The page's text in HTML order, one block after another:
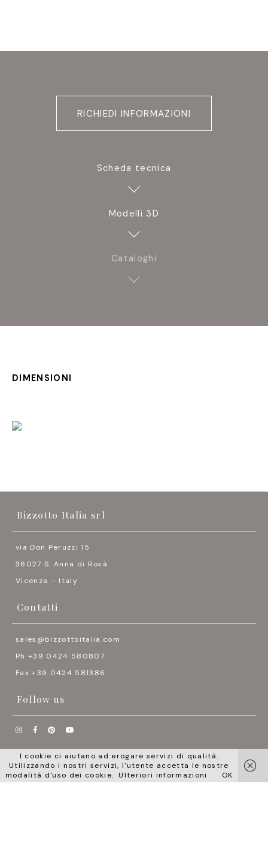
RICHIEDI INFORMAZIONI
Scheda tecnica
Modelli 3D
Cataloghi
DIMENSIONI
Bizzotto Italia srl
via Don Peruzzi 15
36027 S. Anna di Rosà
Vicenza – Italy
Contatti
sales@bizzottoitalia.com
Ph +39 0424 580807
Fax +39 0424 581386
Follow us
   
Lingue
I cookie ci aiutano ad erogare servizi di qualità.
Utilizzando i nostri servizi, l'utente accetta le nostre
modalità d'uso dei cookie. Ulteriori informazioni OK